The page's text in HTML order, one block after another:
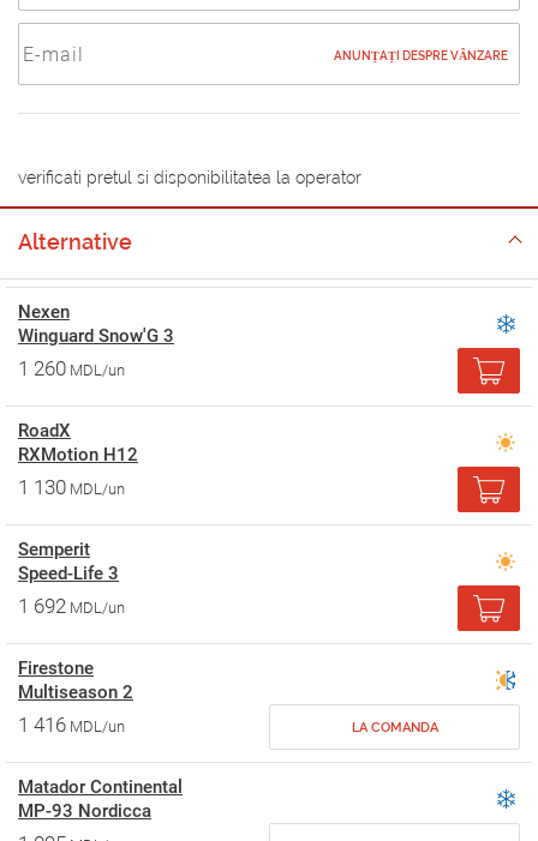
ANUNȚAȚI DESPRE VÂNZARE
verificati pretul si disponibilitatea la operator
Alternative
Nexen
Winguard Snow'G 3
1 260 MDL/un
RoadX
RXMotion H12
1 130 MDL/un
Semperit
Speed-Life 3
1 692 MDL/un
Firestone
Multiseason 2
1 416 MDL/un LA COMANDA
Matador Continental
MP-93 Nordicca